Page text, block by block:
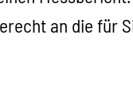
an die für